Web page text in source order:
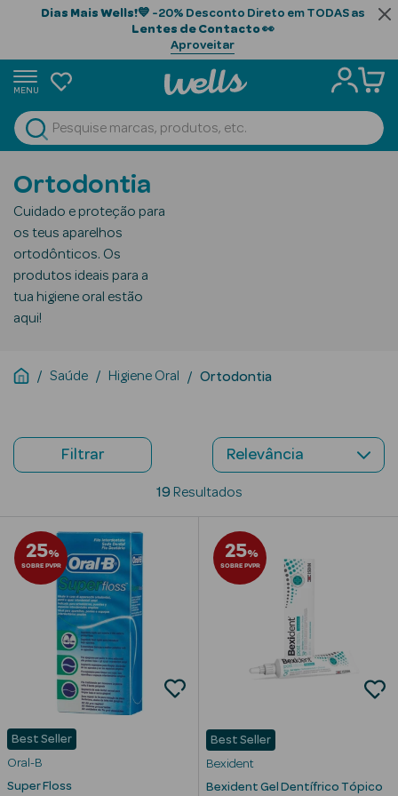
Dias Mais Wells!💙 -20% Desconto Direto em TODAS as
Lentes de Contacto👀
Aproveitar
MENU
Ver Tudo
Beauty Season
Cabelo
Profissional
Beauty Season
Cosmética
Cosmética
Cuidados de
Cabelo
Maquilhagem
Beauty Season
Maquilhagem
Luxo
Beauty Season
Nutricosmética
Beauty Season
Perfumes
Beauty Season
Ortodontia
Cuidado e proteção para
os teus aparelhos
ortodônticos. Os
produtos ideais para a
tua higiene oral estão
aqui!
Saúde Higiene Oral Ortodontia
Filtrar
19 Resultados
25%
SOBRE PVPR
Best Seller
Oral-B
Super Floss
25%
SOBRE PVPR
Best Seller
Bexident
Bexident Gel Dentífrico Tópico